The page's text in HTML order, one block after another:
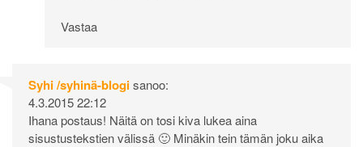
Vastaa
Syhi /syhinä-blogisanoo:
4.3.2015 22:12
Ihana postaus! Näitä on tosi kiva lukea aina
sisustustekstien välissä 🙂 Minäkin tein tämän joku aika